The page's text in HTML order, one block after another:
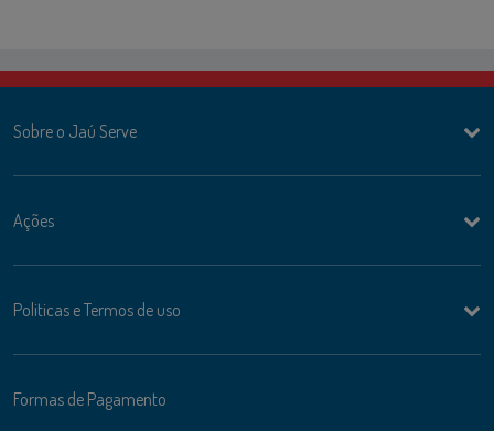
Sobre o Jaú Serve
Ações
Politicas e Termos de uso
Formas de Pagamento